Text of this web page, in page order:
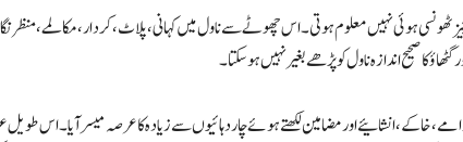
ٹھونسی ہوئی نہیں معلوم ہوتی۔ اس چھوٹے سے ناول میں کہانی، پلاٹ ، کردار، مکالمے،
کا صحیح اندازہ ناول کو پڑھے بغیر نہیں ہوسکتا۔
خاکے ، انشائیے اور مضامین لکھتے ہوئے چار دہائیوں سے زیادہ کا عرصہ میسر آیا۔